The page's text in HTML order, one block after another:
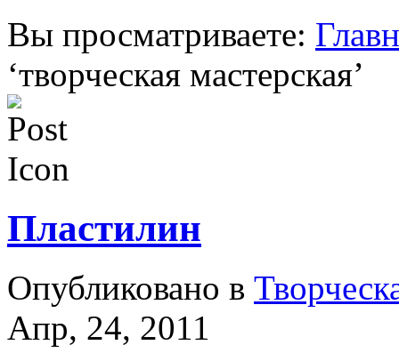
Вы просматриваете:
‘творческая мастерская’
Пластилин
Опубликовано в
Апр, 24, 2011